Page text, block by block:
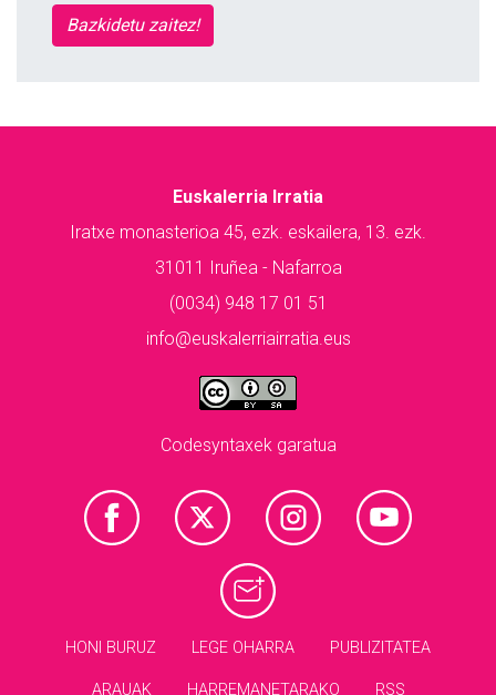
Bazkidetu zaitez!
Euskalerria Irratia
Iratxe monasterioa 45, ezk. eskailera, 13. ezk.
31011 Iruñea - Nafarroa
(0034) 948 17 01 51
info@euskalerriairratia.eus
Codesyntaxek garatua
HONI BURUZ LEGE OHARRA PUBLIZITATEA
ARAUAK HARREMANETARAKO RSS